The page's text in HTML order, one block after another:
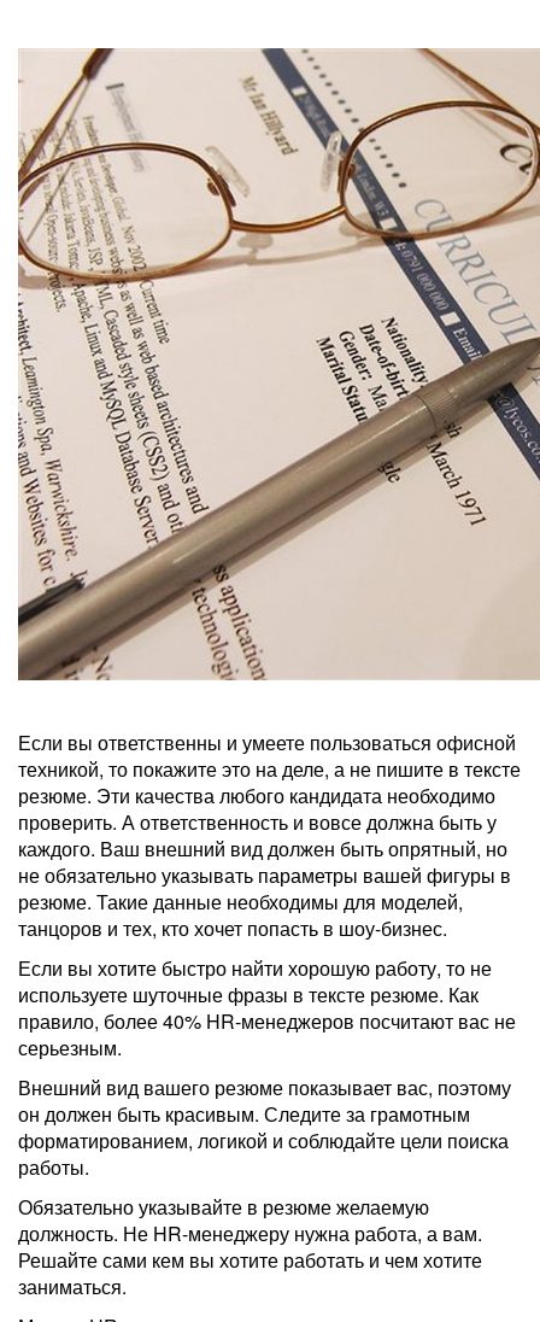
Если вы ответственны и умеете пользоваться офисной
техникой, то покажите это на деле, а не пишите в тексте
резюме. Эти качества любого кандидата необходимо
проверить. А ответственность и вовсе должна быть у
каждого. Ваш внешний вид должен быть опрятный, но
не обязательно указывать параметры вашей фигуры в
резюме. Такие данные необходимы для моделей,
танцоров и тех, кто хочет попасть в шоу-бизнес.
Если вы хотите быстро найти хорошую работу, то не
используете шуточные фразы в тексте резюме. Как
правило, более 40% HR-менеджеров посчитают вас не
серьезным.
Внешний вид вашего резюме показывает вас, поэтому
он должен быть красивым. Следите за грамотным
форматированием, логикой и соблюдайте цели поиска
работы.
Обязательно указывайте в резюме желаемую
должность. Не HR-менеджеру нужна работа, а вам.
Решайте сами кем вы хотите работать и чем хотите
заниматься.